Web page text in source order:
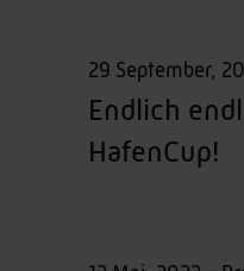
29 September,
Endlich
HafenCup!